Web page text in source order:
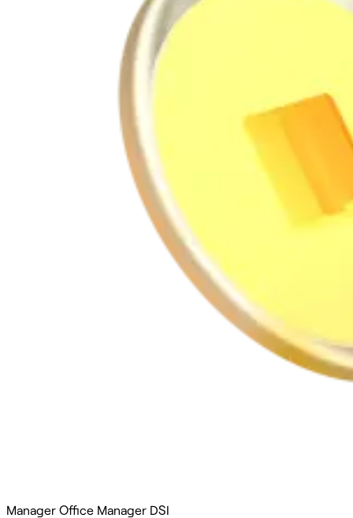
Manager Office Manager DSI